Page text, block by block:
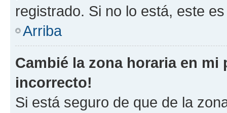
registrado. Si no lo está, este
Arriba
Cambié la zona horaria en
incorrecto!
Si está seguro de que de la